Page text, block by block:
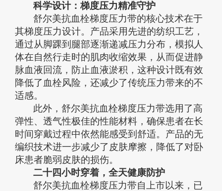
科学设计：梯度压力精准守护
舒尔美抗血栓梯度压力带的核心技术在于
其梯度压力设计。产品采用先进的纺织工艺，
通过从脚踝到腿部逐渐递减压力分布，模拟人
体在自然行走时的肌肉收缩效果，从而促进静
脉血液回流，防止血液淤积，这种设计既有效
降低了血栓风险，还减少了传统压力带来的不
适感。
此外，舒尔美抗血栓梯度压力带选用了高
弹性、透气性极佳的性能材料，确保患者在长
时间穿戴过程中依然能感受到舒适。产品的无
编织技术进一步减少了皮肤摩擦，降低了对卧
床患者脆弱皮肤的损伤。
二十四小时穿着，全天健康防护
舒尔美抗血栓梯度压力带自上市以来，已